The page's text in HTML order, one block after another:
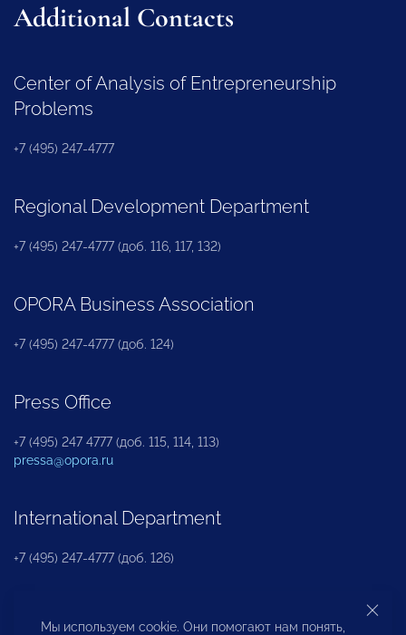
Additional Contacts
Center of Analysis of Entrepreneurship
Problems
+7 (495) 247-4777
Regional Development Department
+7 (495) 247-4777 (доб. 116, 117, 132)
OPORA Business Association
+7 (495) 247-4777 (доб. 124)
Press Office
+7 (495) 247 4777 (доб. 115, 114, 113)
pressa@opora.ru
International Department
+7 (495) 247-4777 (доб. 126)
Business and Investment Rights Protection
Мы используем cookie. Они помогают нам понять,